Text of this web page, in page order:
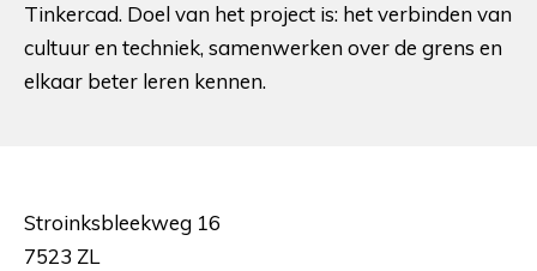
Tinkercad. Doel van het project is: het verbinden van
cultuur en techniek, samenwerken over de grens en
elkaar beter leren kennen.
Stroinksbleekweg 16
7523 ZL